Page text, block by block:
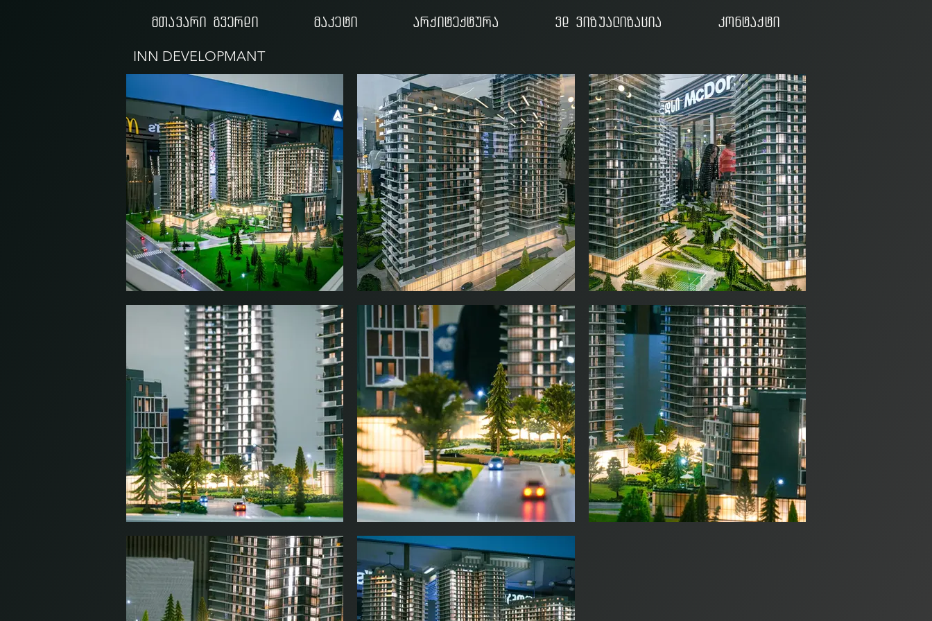
მთავარი გვერდი მაკეტი არქიტექტურა 3d ვიზუალიზაცია კონტაქტი
INN DEVELOPMANT